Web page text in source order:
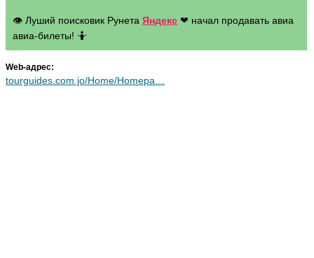
👁 Луший поисковик Рунета Яндекс ❤ начал продавать авиа
авиа-билеты! 🤷
Web-адрес:
tourguides.com.jo/Home/Homepa…